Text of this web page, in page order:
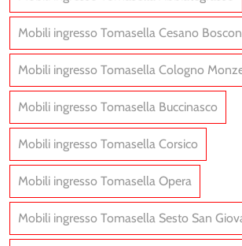
Mobili ingresso Tomasella Cesano
Mobili ingresso Tomasella Cologno
Mobili ingresso Tomasella Buccinasco
Mobili ingresso Tomasella Corsico
Mobili ingresso Tomasella Opera
Mobili ingresso Tomasella Sesto San